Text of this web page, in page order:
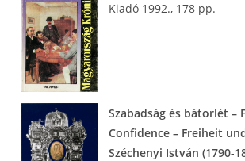
Kiadó 1992., 178 pp.
Szabadság és bátorlét –
Confidence – Freiheit
Széchenyi István (1790-